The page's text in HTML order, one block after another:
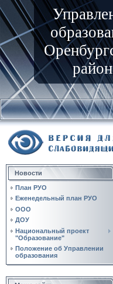
район
Новости
План РУО
Еженедельный план РУО
ООО
ДОУ
Национальный проект
"Образование"
Положение об Управлении
образования